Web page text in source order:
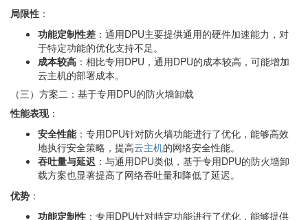
局限性 ：
功能定制性差 ：通用DPU主要提供通用的硬件加速能力，对
于特定功能的优化支持不足。
成本较高 ：相比专用DPU，通用DPU的成本较高，可能增加
云主机的部署成本。
（三）方案二：基于专用DPU的防火墙卸载
性能表现：
安全性能：专用DPU针对防火墙功能进行了优化，能够高效
地执行安全策略，提高云主机的网络安全性能。
吞吐量与延迟 ：与通用DPU类似，基于专用DPU的防火墙卸
载方案也显著提高了网络吞吐量和降低了延迟。
优势 ：
功能定制性 ：专用DPU针对特定功能进行了优化，能够提供